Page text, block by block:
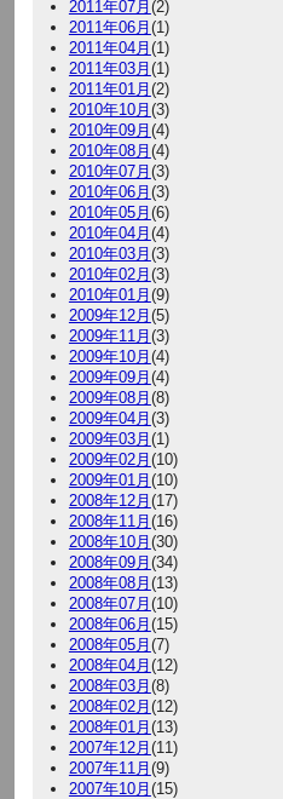
2011年07月(2)
2011年06月(1)
2011年04月(1)
2011年03月(1)
2011年01月(2)
2010年10月(3)
2010年09月(4)
2010年08月(4)
2010年07月(3)
2010年06月(3)
2010年05月(6)
2010年04月(4)
2010年03月(3)
2010年02月(3)
2010年01月(9)
2009年12月(5)
2009年11月(3)
2009年10月(4)
2009年09月(4)
2009年08月(8)
2009年04月(3)
2009年03月(1)
2009年02月(10)
2009年01月(10)
2008年12月(17)
2008年11月(16)
2008年10月(30)
2008年09月(34)
2008年08月(13)
2008年07月(10)
2008年06月(15)
2008年05月(7)
2008年04月(12)
2008年03月(8)
2008年02月(12)
2008年01月(13)
2007年12月(11)
2007年11月(9)
2007年10月(15)